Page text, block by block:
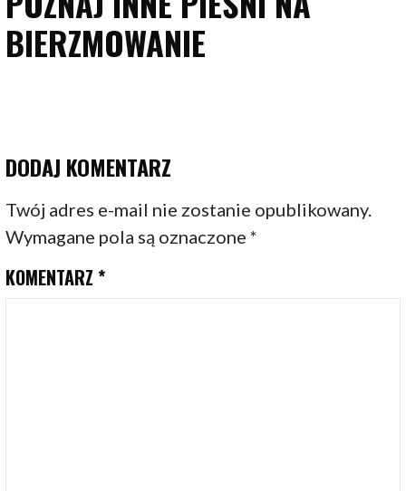
BIERZMOWANIE
DODAJ KOMENTARZ
Twój adres e-mail nie zostanie opublikowany.
Wymagane pola są oznaczone*
KOMENTARZ *